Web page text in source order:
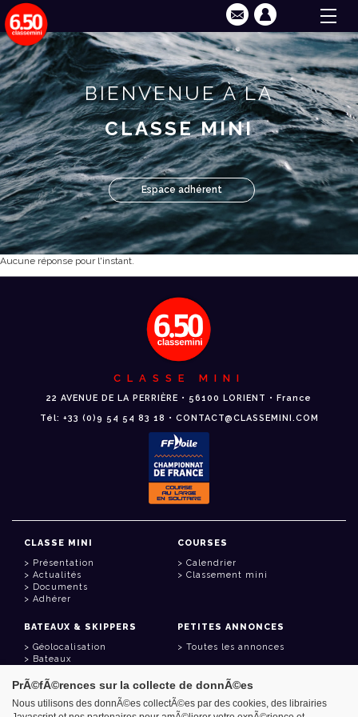
BIENVENUE À LA
CLASSE MINI
Espace adhérent
Aucune réponse pour l'instant.
CLASSE MINI
22 AVENUE DE LA PERRIÈRE • 56100 LORIENT • France
Tél: +33 (0)9 54 54 83 18 • CONTACT@CLASSEMINI.COM
CLASSE MINI
Présentation
Actualités
Documents
Adhérer
COURSES
Calendrier
Classement mini
BATEAUX & SKIPPERS
Géolocalisation
Bateaux
PETITES ANNONCES
Toutes les annonces
LIENS UTILES
PrÃ©fÃ©rences sur la collecte de donnÃ©es
Nous utilisons des donnÃ©es collectÃ©es par des cookies, des librairies